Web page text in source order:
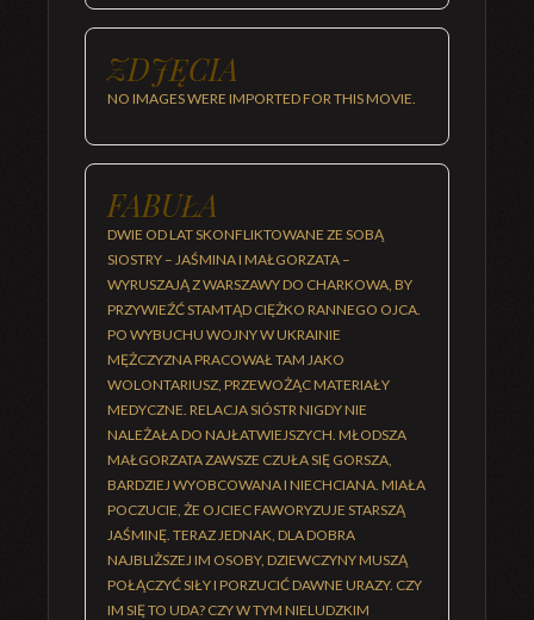
ZDJĘCIA
NO IMAGES WERE IMPORTED FOR THIS MOVIE.
FABUŁA
DWIE OD LAT SKONFLIKTOWANE ZE SOBĄ
SIOSTRY – JAŚMINA I MAŁGORZATA –
WYRUSZAJĄ Z WARSZAWY DO CHARKOWA, BY
PRZYWIEŹĆ STAMTĄD CIĘŻKO RANNEGO OJCA.
PO WYBUCHU WOJNY W UKRAINIE
MĘŻCZYZNA PRACOWAŁ TAM JAKO
WOLONTARIUSZ, PRZEWOŻĄC MATERIAŁY
MEDYCZNE. RELACJA SIÓSTR NIGDY NIE
NALEŻAŁA DO NAJŁATWIEJSZYCH. MŁODSZA
MAŁGORZATA ZAWSZE CZUŁA SIĘ GORSZA,
BARDZIEJ WYOBCOWANA I NIECHCIANA. MIAŁA
POCZUCIE, ŻE OJCIEC FAWORYZUJE STARSZĄ
JAŚMINĘ. TERAZ JEDNAK, DLA DOBRA
NAJBLIŻSZEJ IM OSOBY, DZIEWCZYNY MUSZĄ
POŁĄCZYĆ SIŁY I PORZUCIĆ DAWNE URAZY. CZY
IM SIĘ TO UDA? CZY W TYM NIELUDZKIM